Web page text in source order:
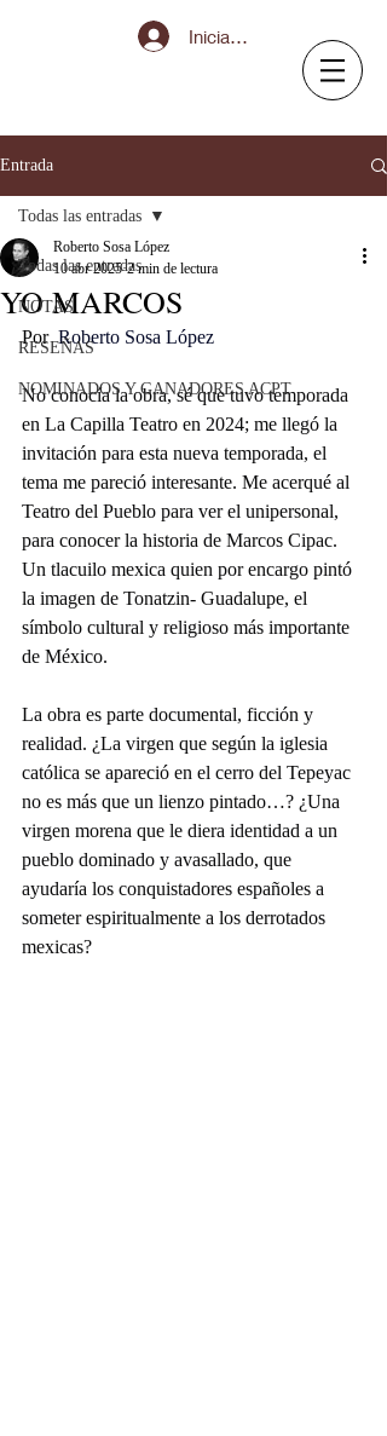
Iniciar sesión
Entrada
Todas las entradas
NOTAS
RESEÑAS
NOMINADOS Y GANADORES ACPT
Todas las entradas
YO MARCOS
Roberto Sosa López
10 abr 2025 2 min de lectura
Por Roberto Sosa López
No conocía la obra, sé que tuvo temporada
en La Capilla Teatro en 2024; me llegó la
invitación para esta nueva temporada, el
tema me pareció interesante. Me acerqué al
Teatro del Pueblo para ver el unipersonal,
para conocer la historia de Marcos Cipac.
Un tlacuilo mexica quien por encargo pintó
la imagen de Tonatzin- Guadalupe, el
símbolo cultural y religioso más importante
de México.
La obra es parte documental, ficción y
realidad. ¿La virgen que según la iglesia
católica se apareció en el cerro del Tepeyac
no es más que un lienzo pintado…? ¿Una
virgen morena que le diera identidad a un
pueblo dominado y avasallado, que
ayudaría los conquistadores españoles a
someter espiritualmente a los derrotados
mexicas?